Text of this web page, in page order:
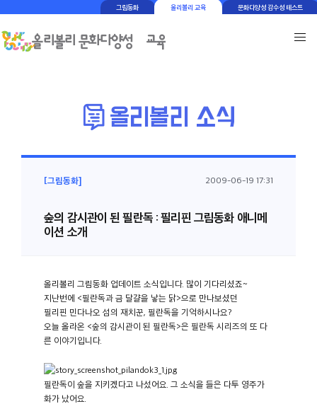
그림동화 올리볼리 교육 문화다양성 감수성 테스트
[그림동화] 2009-06-19 17:31
숲의 감시관이 된 필란독 : 필리핀 그림동화 애니메
이션 소개
올리볼리 그림동화 업데이트 소식입니다. 많이 기다리셨죠~
지난번에 <필란독과 금 달걀을 낳는 닭>으로 만나보셨던
필리핀 민다나오 섬의 재치꾼, 필란독을 기억하시나요?
오늘 올라온 <숲의 감시관이 된 필란독>은 필란독 시리즈의 또 다
른 이야기입니다.
필란독이 숲을 지키겠다고 나섰어요. 그 소식을 들은 다투 영주가
화가 났어요.